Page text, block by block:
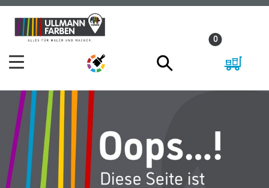
Zum
Inhalt
Zum
Navigationsmenü
0